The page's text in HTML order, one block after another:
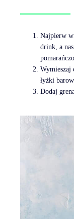
Najpierw
drink, a
Wymieszaj
łyżki
Dodaj